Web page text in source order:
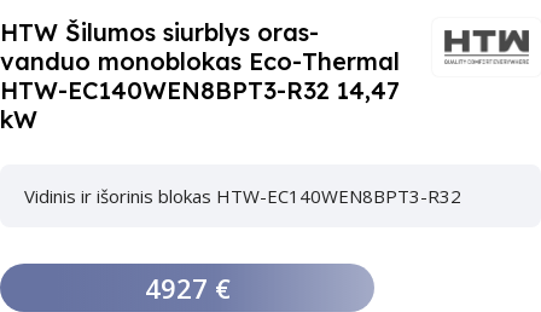
HTW Šilumos siurblys oras-
vanduo monoblokas Eco-Thermal
HTW-EC140WEN8BPT3-R32 14,47
kW
Vidinis ir išorinis blokas HTW-EC140WEN8BPT3-R32
4927 €